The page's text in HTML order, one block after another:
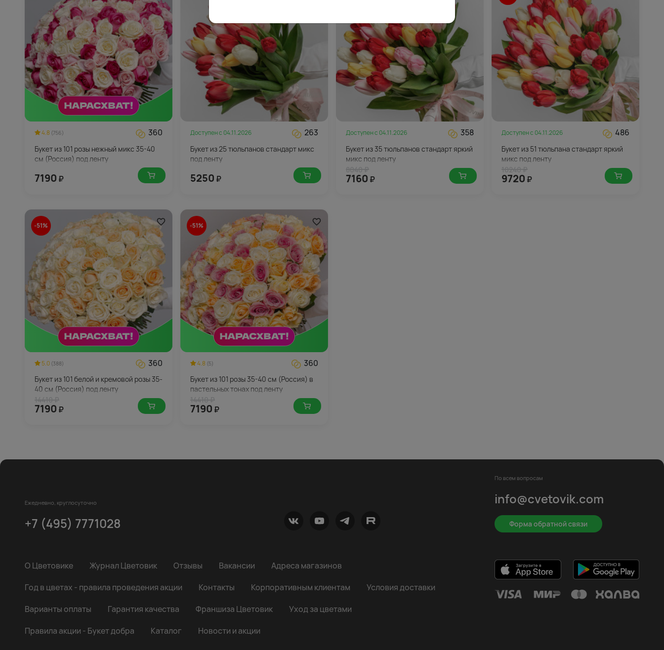
4.8 (756) 360
Букет из 101 розы нежный микс 35-40
см (Россия) под ленту
7190 ₽
Доступен с 04.11.2026 263
Букет из 25 тюльпанов стандарт микс
под ленту
5250 ₽
Доступен с 04.11.2026 358
Букет из 35 тюльпанов стандарт яркий
микс под ленту
7160 ₽
Доступен с 04.11.2026 486
Букет из 51 тюльпана стандарт яркий
микс под ленту
9720 ₽
-51%
5.0 (388) 360
Букет из 101 белой и кремовой розы 35-
40 см (Россия) под ленту
7190 ₽
-51%
4.8 (5) 360
Букет из 101 розы 35-40 см (Россия) в
пастельных тонах под ленту
7190 ₽
Ежедневно, круглосуточно
+7 (495) 7771028
По всем вопросам
info@cvetovik.com
Форма обратной связи
О Цветовике Журнал Цветовик Отзывы Вакансии
Адреса магазинов
Год в цветах - правила проведения акции
Контакты Корпоративным клиентам
Условия доставки
Варианты оплаты
Гарантия качества Франшиза Цветовик
Уход за цветами
Правила акции - Букет добра
Каталог Новости и акции